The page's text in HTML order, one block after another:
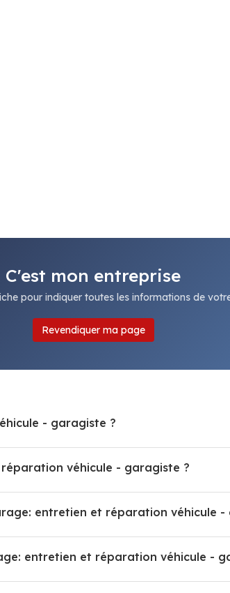
C'est mon entreprise
pour indiquer toutes les informations de
Revendiquer ma page
- garagiste ?
véhicule - garagiste ?
entretien et réparation véhicule -
entretien et réparation véhicule -